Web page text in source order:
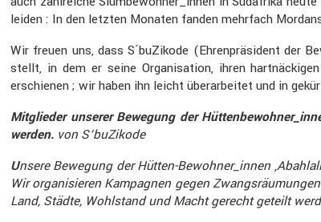
leiden : In den letzten Monaten fanden mehrfach
Wir freuen uns, dass S´buZikode (Ehren­prä­si­dent der
stellt, in dem er seine Organi­sa­tion, ihren
erschienen ; wir haben ihn leicht überar­beitet und in
Mitglieder unserer Bewegung der
werden. von S‘buZikode
Unsere Bewegung der Hütten-Bewoh­ner_innen
Wir organi­sieren Kampa­gnen gegen
Land, Städte, Wohlstand und Macht gerecht geteilt